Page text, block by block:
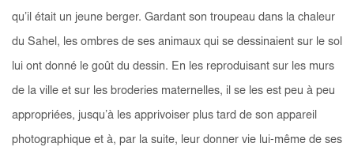
qu’il était un jeune berger. Gardant son troupeau dans la chaleur
du Sahel, les ombres de ses animaux qui se dessinaient sur le sol
lui ont donné le goût du dessin. En les reproduisant sur les murs
de la ville et sur les broderies maternelles, il se les est peu à peu
appropriées, jusqu’à les apprivoiser plus tard de son appareil
photographique et à, par la suite, leur donner vie lui-même de ses